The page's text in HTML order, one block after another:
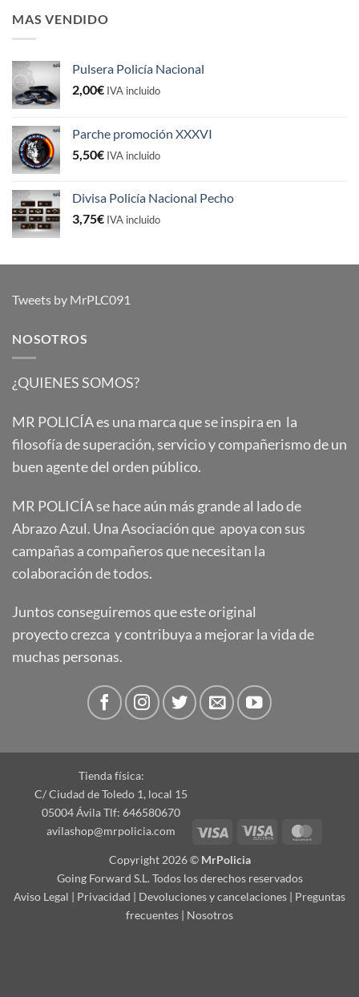
MAS VENDIDO
Pulsera Policía Nacional
2,00€ IVA incluido
Parche promoción XXXVI
5,50€ IVA incluido
Divisa Policía Nacional Pecho
3,75€ IVA incluido
Tweets by MrPLC091
NOSOTROS
¿QUIENES SOMOS?
MR POLICÍA es una marca que se inspira en la
filosofía de superación, servicio y compañerismo de un
buen agente del orden público.
MR POLICÍA se hace aún más grande al lado de
Abrazo Azul. Una Asociación que apoya con sus
campañas a compañeros que necesitan la
colaboración de todos.
Juntos conseguiremos que este original
proyecto crezca y contribuya a mejorar la vida de
muchas personas.
Tienda física:
C/ Ciudad de Toledo 1, local 15
05004 Ávila Tlf: 646580670
avilashop@mrpolicia.com
Visa
Visa
Copyright 2026 © MrPolicia
Going Forward S.L. Todos los derechos reservados
Aviso Legal | Privacidad | Devoluciones y cancelaciones | Preguntas
frecuentes | Nosotros